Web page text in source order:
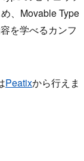
、Movable Type
を学べるカンフ
Peatixから行えま